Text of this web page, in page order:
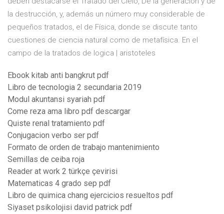
la destrucción, y, además un número muy considerable de
pequeños tratados, el de Física, donde se discute tanto
cuestiones de ciencia natural como de metafísica. En el
campo de la tratados de logica | aristoteles
Ebook kitab anti bangkrut pdf
Libro de tecnologia 2 secundaria 2019
Modul akuntansi syariah pdf
Come reza ama libro pdf descargar
Quiste renal tratamiento pdf
Conjugacion verbo ser pdf
Formato de orden de trabajo mantenimiento
Semillas de ceiba roja
Reader at work 2 türkçe çevirisi
Matematicas 4 grado sep pdf
Libro de quimica chang ejercicios resueltos pdf
Siyaset psikolojisi david patrick pdf